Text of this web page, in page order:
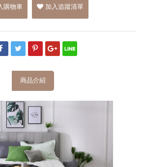
購物車 加入追蹤清單
商品介紹